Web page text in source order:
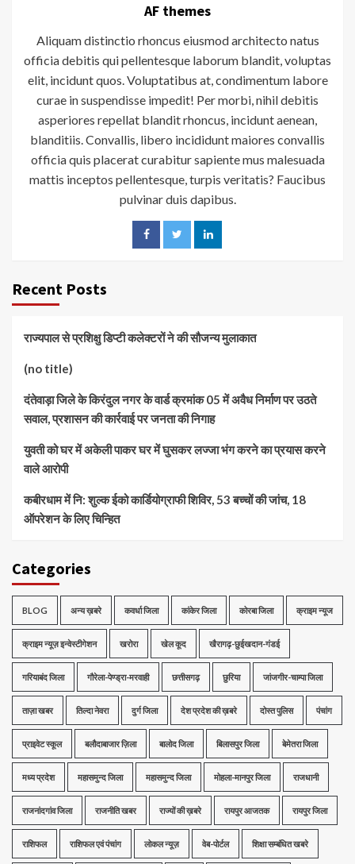
AF themes
Aliquam distinctio rhoncus eiusmod architecto natus
officia debitis qui pellentesque laborum blandit, voluptas
elit, incidunt quos. Voluptatibus at, condimentum labore
curae in suspendisse impedit! Per morbi, nihil debitis
asperiores repellat blandit rhoncus, incidunt aenean,
blanditiis. Convallis, libero incididunt maiores convallis
officia quis placerat curabitur sapiente mus malesuada
mattis inceptos pellentesque, turpis veritatis? Faucibus
pulvinar duis dapibus.
Recent Posts
राज्यपाल से प्रशिक्षु डिप्टी कलेक्टरों ने की सौजन्य मुलाकात
(no title)
दंतेवाड़ा जिले के किरंदुल नगर के वार्ड क्रमांक 05 में अवैध निर्माण पर उठते
सवाल, प्रशासन की कार्रवाई पर जनता की निगाह
युवती को घर में अकेली पाकर घर में घुसकर लज्जा भंग करने का प्रयास करने
वाले आरोपी
कबीरधाम में नि: शुल्क ईको कार्डियोग्राफी शिविर, 53 बच्चों की जांच, 18
ऑपरेशन के लिए चिन्हित
Categories
BLOG अन्य ख़बरे कवर्धा जिला कांकेर जिला कोरबा जिला क्राइम न्यूज
क्राइम न्यूज़ इन्वेस्टीगेशन खरोरा खेल कूद खैरागढ़-छुईखदान-गंडई
गरियाबंद जिला गौरेला-पेण्ड्रा-मरवाही छत्तीसगढ़ छुरिया जांजगीर-चाम्पा जिला
ताज़ा खबर तिल्दा नेवरा दुर्ग जिला देश प्रदेश की ख़बरे दोस्त पुलिस पंचांग
प्राइवेट स्कूल बलौदाबाजार ज़िला बालोद जिला बिलासपुर जिला बेमेतरा जिला
मध्‍य प्रदेश महासमुन्द जिला महासमुन्द जिला मोहला-मानपुर जिला राजधानी
राजनांदगांव जिला राजनीति खबर राज्यों की ख़बरे रायपुर आजतक रायपुर जिला
राशिफल राशिफल एवं पंचांग लोकल न्यूज़ वेब-पोर्टल शिक्षा सम्बंधित खबरे